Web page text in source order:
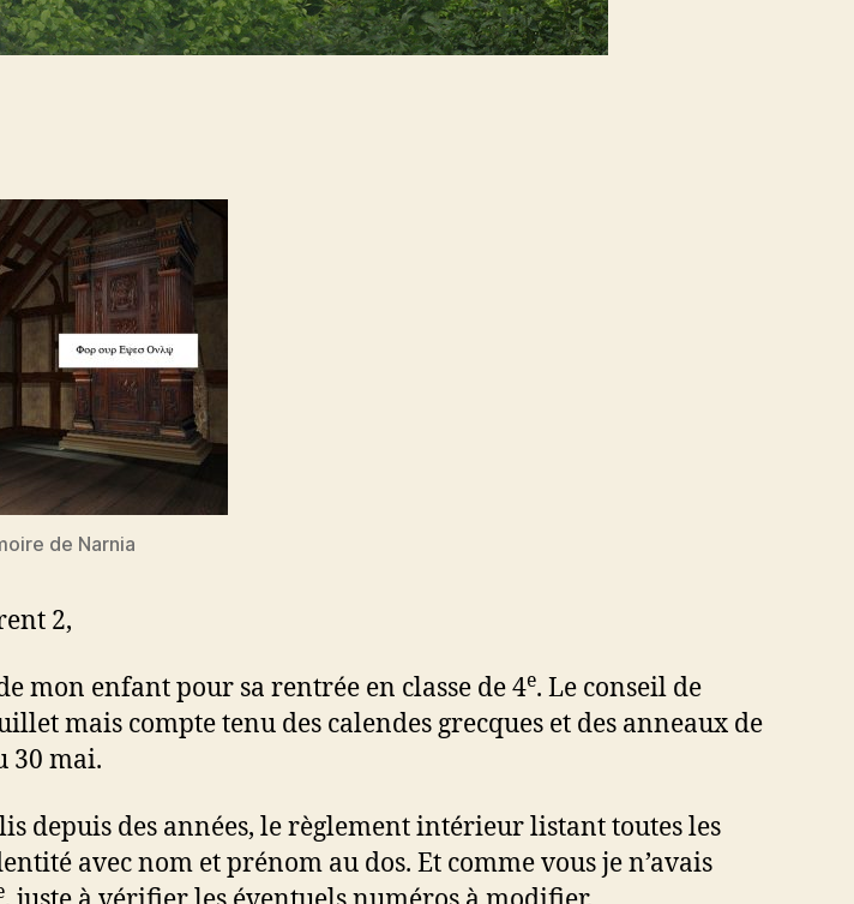
de Narnia
2,
mon enfant pour sa rentrée en classe de 4e. Le conseil de
mais compte tenu des calendes grecques et des anneaux de
30 mai.
depuis des années, le règlement intérieur listant toutes les
avec nom et prénom au dos. Et comme vous je n’avais